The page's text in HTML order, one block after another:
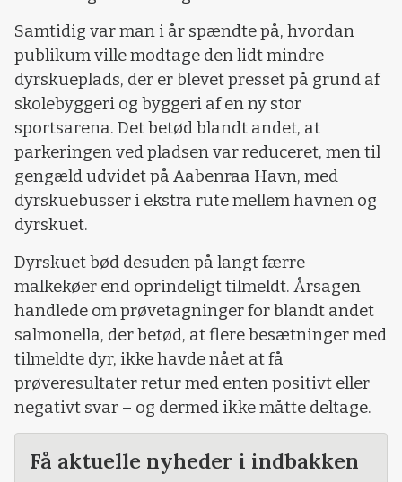
Samtidig var man i år spændte på, hvordan
publikum ville modtage den lidt mindre
dyrskueplads, der er blevet presset på grund af
skolebyggeri og byggeri af en ny stor
sportsarena. Det betød blandt andet, at
parkeringen ved pladsen var reduceret, men til
gengæld udvidet på Aabenraa Havn, med
dyrskuebusser i ekstra rute mellem havnen og
dyrskuet.
Dyrskuet bød desuden på langt færre
malkekøer end oprindeligt tilmeldt. Årsagen
handlede om prøvetagninger for blandt andet
salmonella, der betød, at flere besætninger med
tilmeldte dyr, ikke havde nået at få
prøveresultater retur med enten positivt eller
negativt svar – og dermed ikke måtte deltage.
Få aktuelle nyheder i indbakken